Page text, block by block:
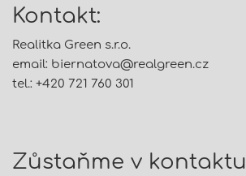
Kontakt:
Realitka Green s.r.o.
email: biernatova@realgreen.cz
tel.: +420 721 760 301
Zůstaňme v kontaktu